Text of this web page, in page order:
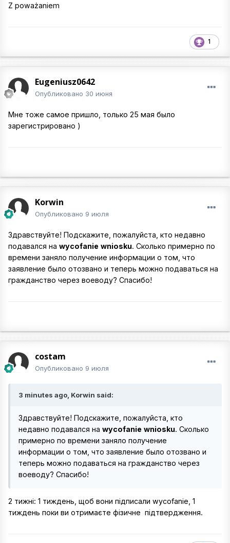
Z poważaniem
1
Eugeniusz0642
Опубликовано 30 июня
Мне тоже самое пришло, только 25 мая было
зарегистрировано )
Korwin
Опубликовано 9 июля
Здравствуйте! Подскажите, пожалуйста, кто недавно
подавался на wycofanie wniosku. Сколько примерно по
времени заняло получение информации о том, что
заявление было отозвано и теперь можно подаваться на
гражданство через воеводу? Спасибо!
costam
Опубликовано 9 июля
3 minutes ago, Korwin said:
Здравствуйте! Подскажите, пожалуйста, кто
недавно подавался на wycofanie wniosku. Сколько
примерно по времени заняло получение
информации о том, что заявление было отозвано и
теперь можно подаваться на гражданство через
воеводу? Спасибо!
2 тижні: 1 тиждень, щоб вони підписали wycofanie, 1
тиждень поки ви отримаєте фізичне підтвердження.